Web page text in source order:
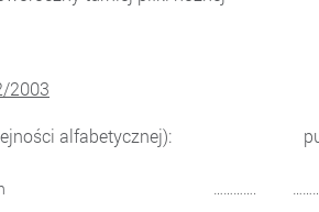
2003
kolejności
Barcin ………….